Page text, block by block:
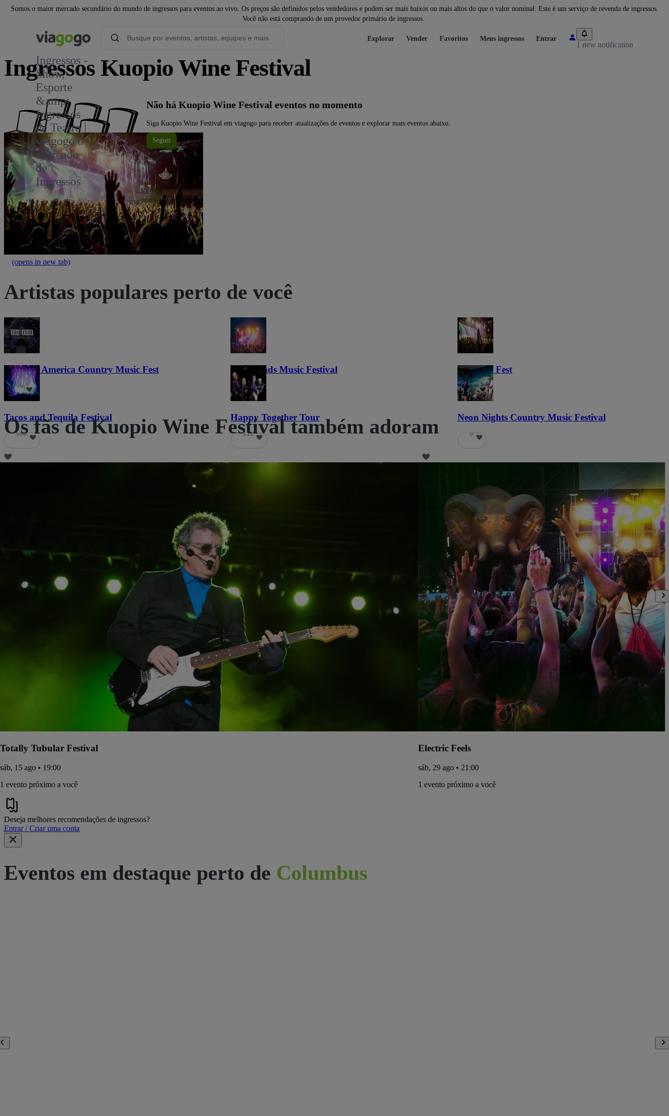
Somos o maior mercado secundário do mundo de ingressos para eventos ao vivo. Os preços são definidos pelos vendedores e podem ser mais baixos ou mais altos do que o valor nominal. Este é um serviço de revenda de ingressos.
Você não está comprando de um provedor primário de ingressos.
Ingressos -
Show,
Esporte
&amp;
Ingressos
de Teatro |
viagogo o
Mercado
de
Ingressos
Explorar Vender Favoritos Meus ingressos Entrar
1 new notification
Ingressos Kuopio Wine Festival
Não há Kuopio Wine Festival eventos no momento
Siga Kuopio Wine Festival em viagogo para receber atualizações de eventos e explorar mais eventos abaixo.
Seguir
(opens in new tab)
Artistas populares perto de você
Voices of America Country Music Fest
36
Lost Lands Music Festival
121
Haunted Fest
58
Tacos and Tequila Festival
690
Happy Together Tour
111
Neon Nights Country Music Festival
6
Os fãs de Kuopio Wine Festival também adoram
Totally Tubular Festival
sáb, 15 ago • 19:00
1 evento próximo a você
Electric Feels
sáb, 29 ago • 21:00
1 evento próximo a você
Deseja melhores recomendações de ingressos?
Entrar / Criar uma conta
Eventos em destaque perto de Columbus